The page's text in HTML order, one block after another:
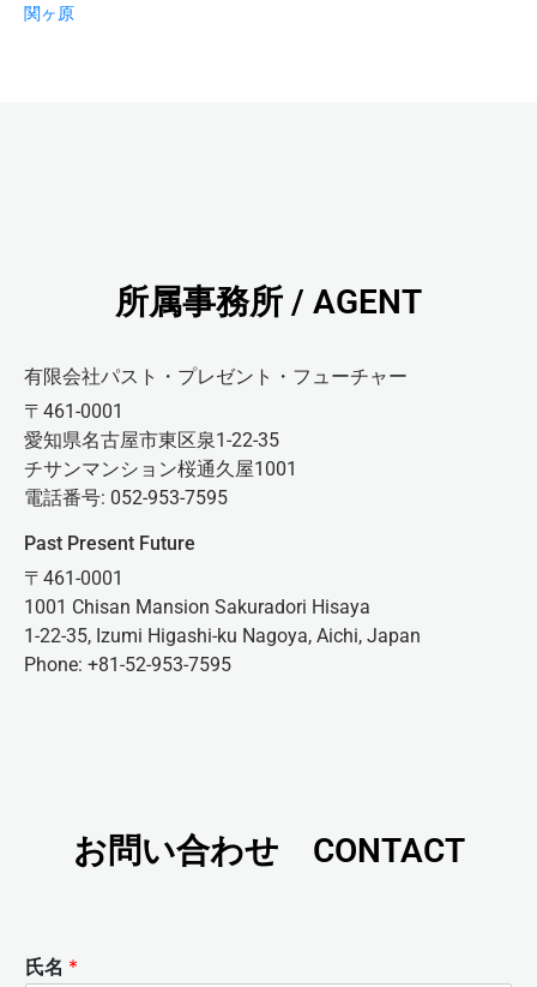
関ヶ原
所属事務所 / AGENT
有限会社パスト・プレゼント・フューチャー
〒461-0001
愛知県名古屋市東区泉1-22-35
チサンマンション桜通久屋1001
電話番号: 052-953-7595
Past Present Future
〒461-0001
1001 Chisan Mansion Sakuradori Hisaya
1-22-35, Izumi Higashi-ku Nagoya, Aichi, Japan
Phone: +81-52-953-7595
お問い合わせ CONTACT
氏名 *